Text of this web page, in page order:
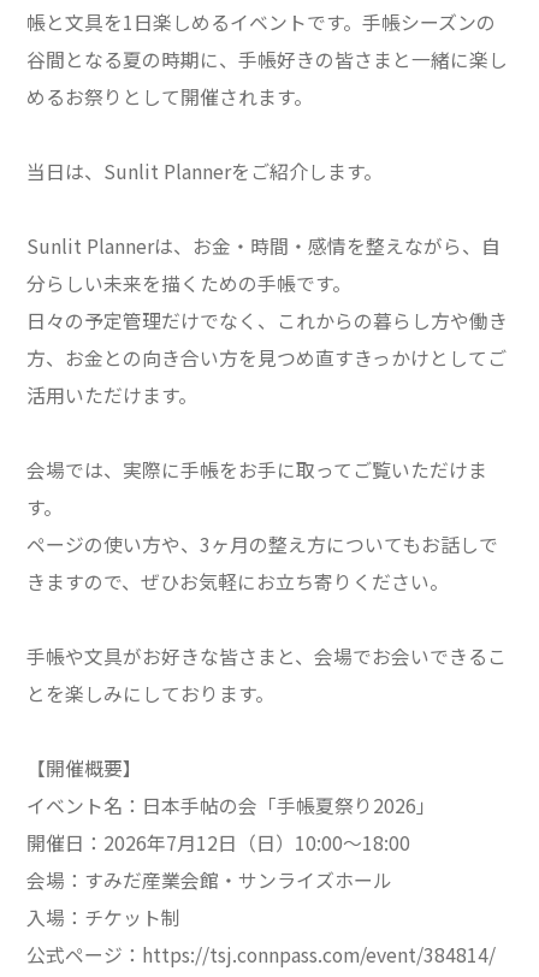
帳と文具を1日楽しめるイベントです。手帳シーズンの
谷間となる夏の時期に、手帳好きの皆さまと一緒に楽し
めるお祭りとして開催されます。
当日は、Sunlit Plannerをご紹介します。
Sunlit Plannerは、お金・時間・感情を整えながら、自
分らしい未来を描くための手帳です。
日々の予定管理だけでなく、これからの暮らし方や働き
方、お金との向き合い方を見つめ直すきっかけとしてご
活用いただけます。
会場では、実際に手帳をお手に取ってご覧いただけま
す。
ページの使い方や、3ヶ月の整え方についてもお話しで
きますので、ぜひお気軽にお立ち寄りください。
手帳や文具がお好きな皆さまと、会場でお会いできるこ
とを楽しみにしております。
【開催概要】
イベント名：日本手帖の会「手帳夏祭り2026」
開催日：2026年7月12日（日）10:00〜18:00
会場：すみだ産業会館・サンライズホール
入場：チケット制
公式ページ： https://tsj.connpass.com/event/384814/